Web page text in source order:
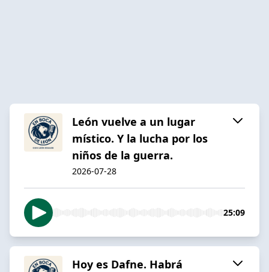
León vuelve a un lugar
místico. Y la lucha por los
niños de la guerra.
2026-07-28
25:09
Hoy es Dafne. Habrá